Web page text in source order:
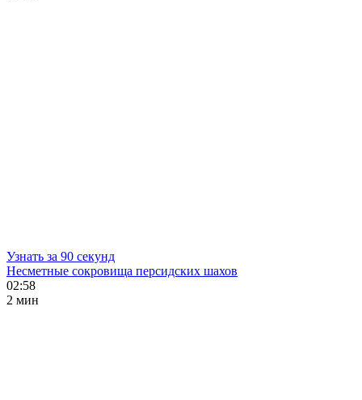
Узнать за 90 секунд
Несметные сокровища персидских шахов
02:58
2 мин